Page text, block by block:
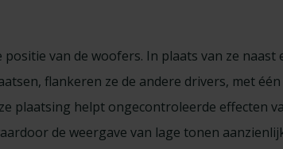
positie van de woofers. In plaats van ze
flankeren ze de andere drivers, met
plaatsing helpt ongecontroleerde effecten
de weergave van lage tonen